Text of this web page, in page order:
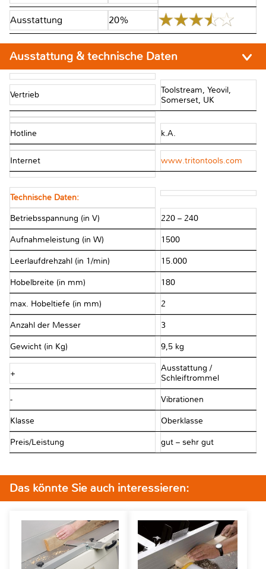
Ausstattung 20%
Ausstattung & technische Daten
Vertrieb
Toolstream, Yeovil,
Somerset, UK
Hotline k.A.
Internet www.tritontools.com
Technische Daten:
Betriebsspannung (in V) 220 – 240
Aufnahmeleistung (in W) 1500
Leerlaufdrehzahl (in 1/min) 15.000
Hobelbreite (in mm) 180
max. Hobeltiefe (in mm) 2
Anzahl der Messer 3
Gewicht (in Kg) 9,5 kg
+
Ausstattung /
Schleiftrommel
- Vibrationen
Klasse Oberklasse
Preis/Leistung gut – sehr gut
Das könnte Sie auch interessieren: